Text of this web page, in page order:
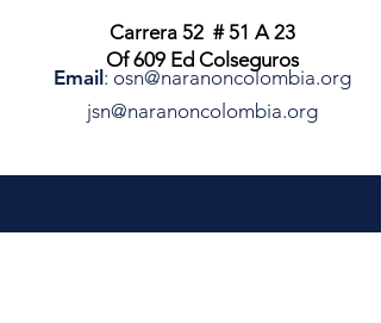
Carrera 52 # 51 A 23
Of 609 Ed Colseguros
Email : osn@naranoncolombia.org
jsn@naranoncolombia.org